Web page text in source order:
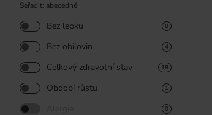
Seřadit: abecedně
Bez lepku 8
Bez obilovin 4
Celkový zdravotní stav 18
Období růstu 1
0